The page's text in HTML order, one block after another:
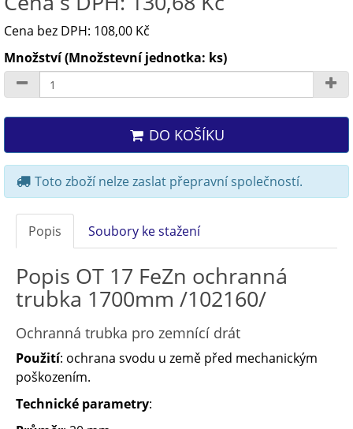
Cena bez DPH: 108,00 Kč
Množství (Množstevní jednotka: ks)
DO KOŠÍKU
Toto zboží nelze zaslat přepravní společností.
Popis Soubory ke stažení
Popis OT 17 FeZn ochranná
trubka 1700mm /102160/
Ochranná trubka pro zemnící drát
Použití: ochrana svodu u země před mechanickým
poškozením.
Technické parametry: